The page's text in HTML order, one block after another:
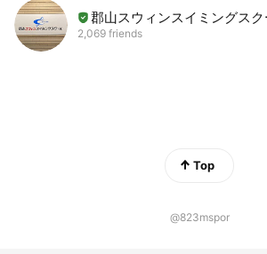
郡山スウィンスイミングス
2,069 friends
Top
@823mspor